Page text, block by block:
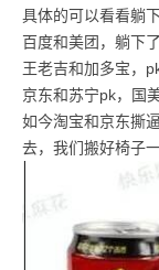
具体的可以看看躺下
百度和美团，躺下
王老吉和加多宝，
京东和苏宁pk，国
如今淘宝和京东撕
去，我们搬好椅子一